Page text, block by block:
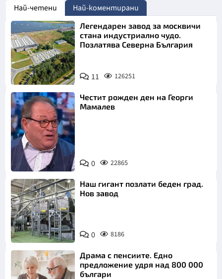
Най-четени Най-коментирани
Легендарен завод за москвичи
стана индустриално чудо.
Позлатява Северна България
11 126251
Снимка: БНТ
Честит рожден ден на Георги
Мамалев
0 22865
Наш гигант позлати беден град.
Нов завод
0 8186
Драма с пенсиите. Едно
предложение удря над 800 000
българи